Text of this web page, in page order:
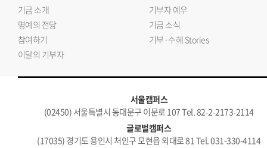
기금 소개
기부자 예우
명예의 전당
기금 소식
참여하기
기부·수혜 Stories
이달의 기부자
서울캠퍼스
(02450) 서울특별시 동대문구 이문로 107 Tel. 82-2-2173-2114
글로벌캠퍼스
(17035) 경기도 용인시 처인구 모현읍 외대로 81 Tel. 031-330-4114